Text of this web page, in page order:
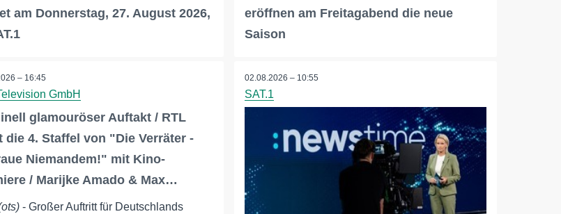
am Donnerstag, 27. August 2026,
eröffnen am Freitagabend die neue
Saison
– 16:45
GmbH
glamouröser Auftakt / RTL
die 4. Staffel von "Die Verräter -
Niemandem!" mit Kino-
/ Marijke Amado & Max…
- Großer Auftritt für Deutschlands
02.08.2026 – 10:55
SAT.1